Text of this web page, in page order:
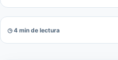
◷ 4 min de lectura